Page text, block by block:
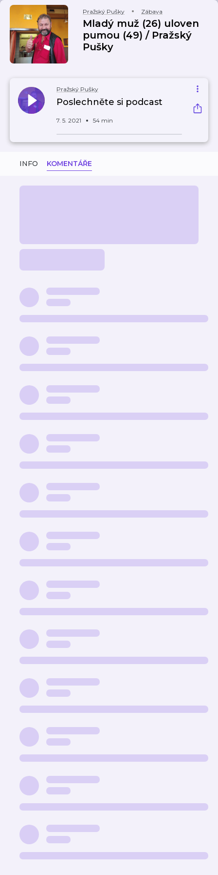
Pražský Pušky Zábava
Mladý muž (26) uloven
pumou (49) / Pražský
Pušky
Pražský Pušky
Poslechněte si podcast
7. 5. 2021 54 min
INFO KOMENTÁŘE